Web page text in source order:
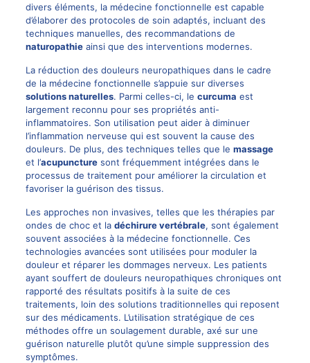
divers éléments, la médecine fonctionnelle est capable
d’élaborer des protocoles de soin adaptés, incluant des
techniques manuelles, des recommandations de
naturopathieainsi que des interventions modernes.
La réduction des douleurs neuropathiques dans le cadre
de la médecine fonctionnelle s’appuie sur diverses
solutions naturelles. Parmi celles-ci, le curcuma est
largement reconnu pour ses propriétés anti-
inflammatoires. Son utilisation peut aider à diminuer
l’inflammation nerveuse qui est souvent la cause des
douleurs. De plus, des techniques telles que le massage
et l’acupuncturesont fréquemment intégrées dans le
processus de traitement pour améliorer la circulation et
favoriser la guérison des tissus.
Les approches non invasives, telles que les thérapies par
ondes de choc et la déchirure vertébrale, sont également
souvent associées à la médecine fonctionnelle. Ces
technologies avancées sont utilisées pour moduler la
douleur et réparer les dommages nerveux. Les patients
ayant souffert de douleurs neuropathiques chroniques ont
rapporté des résultats positifs à la suite de ces
traitements, loin des solutions traditionnelles qui reposent
sur des médicaments. L’utilisation stratégique de ces
méthodes offre un soulagement durable, axé sur une
guérison naturelle plutôt qu’une simple suppression des
symptômes.